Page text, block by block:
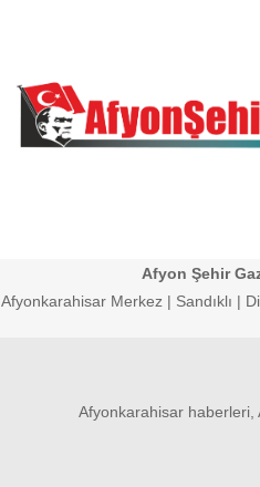
Afyon Şehir
Afyonkarahisar Merkez | Sandıklı |
Afyonkarahisar haberleri,